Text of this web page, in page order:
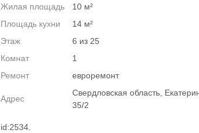
Жилая площадь
10 м²
Площадь кухни
14 м²
Этаж
6 из 25
Комнат
1
Ремонт
евроремонт
Адрес
Свердловская область,
35/2
id:2534.